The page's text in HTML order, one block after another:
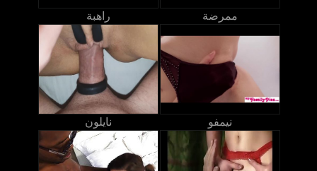
راهبة ممرضة
نايلون نيمفو